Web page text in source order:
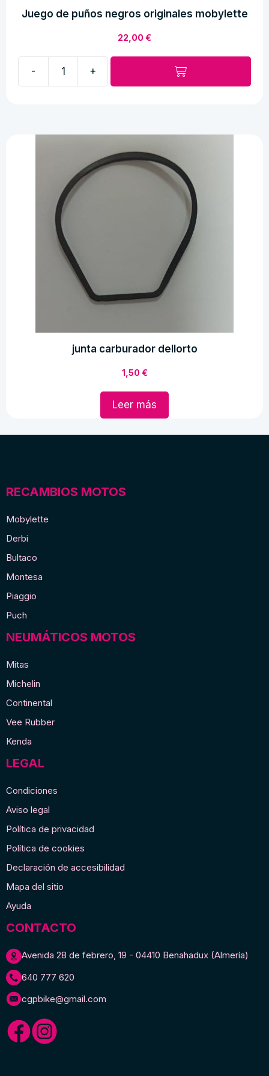
Juego de puños negros originales mobylette
22,00€
-
originales
mobylette
cantidad
+
junta carburador dellorto
1,50€
Leer más
RECAMBIOS MOTOS
Mobylette
Derbi
Bultaco
Montesa
Piaggio
Puch
NEUMÁTICOS MOTOS
Mitas
Michelin
Continental
Vee Rubber
Kenda
LEGAL
Condiciones
Aviso legal
Política de privacidad
Política de cookies
Declaración de accesibilidad
Mapa del sitio
Ayuda
CONTACTO
Avenida 28 de febrero, 19 - 04410 Benahadux (Almería)
640 777 620
cgpbike@gmail.com